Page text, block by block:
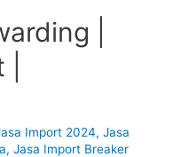
|
Import 2024, Jasa
, Jasa Import Breaker